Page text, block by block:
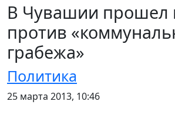
В Чувашии прошел
против
грабежа»
Политика
25 марта 2013, 10:46